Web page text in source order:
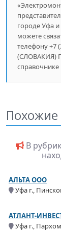
городе Уфа
можете
телефону +7
(СЛОВАКИЯ)
Похожие
В
АЛЬТА ООО
Уфа г.,
АТЛАНТ-
Уфа г.,